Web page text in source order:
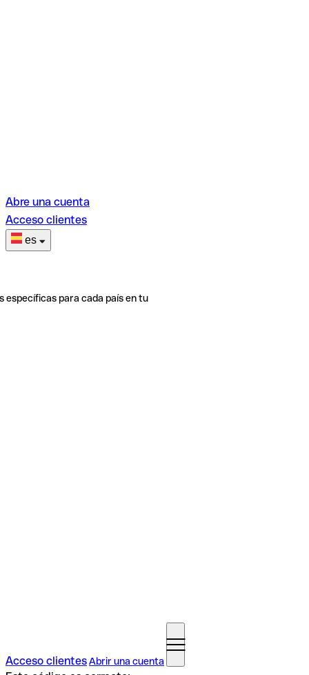
Abre una cuenta
Acceso clientes
es
específicas para cada país en tu
Acceso clientesAbrir una cuenta